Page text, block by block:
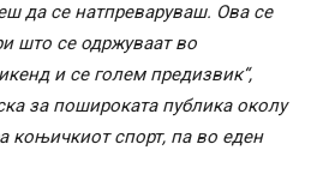
да се натпреваруваш. Ова се
што се одржуваат во
и се голем предизвик“,
за пошироката публика околу
коњичкиот спорт, па во еден